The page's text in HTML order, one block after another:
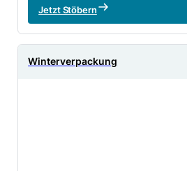
Jetzt Stöbern
Winterverpackung